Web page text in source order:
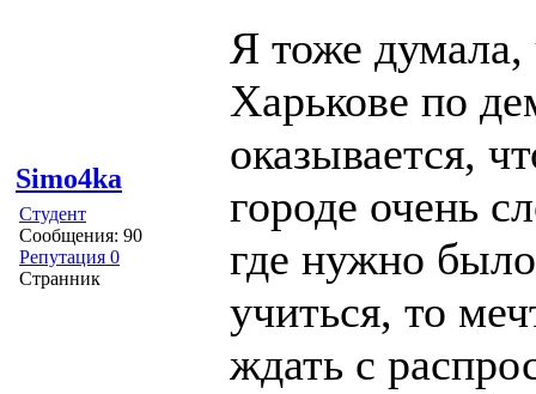
Simo4ka
Студент
Сообщения: 90
Репутация 0
Странник
Я тоже думала,
Харькове по
оказывается,
городе очень
где нужно
учиться, то
ждать с